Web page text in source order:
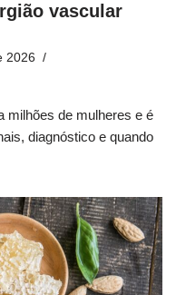
vascular
2026
milhões de mulheres e é
diagnóstico e quando